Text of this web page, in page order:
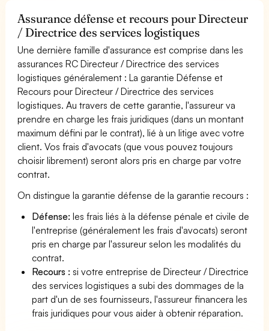
Assurance défense et recours pour Directeur
/ Directrice des services logistiques
Une dernière famille d'assurance est comprise dans les
assurances RC Directeur / Directrice des services
logistiques généralement : La garantie Défense et
Recours pour Directeur / Directrice des services
logistiques. Au travers de cette garantie, l'assureur va
prendre en charge les frais juridiques (dans un montant
maximum défini par le contrat), lié à un litige avec votre
client. Vos frais d'avocats (que vous pouvez toujours
choisir librement) seront alors pris en charge par votre
contrat.
On distingue la garantie défense de la garantie recours :
Défense: les frais liés à la défense pénale et civile de
l'entreprise (généralement les frais d'avocats) seront
pris en charge par l'assureur selon les modalités du
contrat.
Recours : si votre entreprise de Directeur / Directrice
des services logistiques a subi des dommages de la
part d'un de ses fournisseurs, l'assureur financera les
frais juridiques pour vous aider à obtenir réparation.